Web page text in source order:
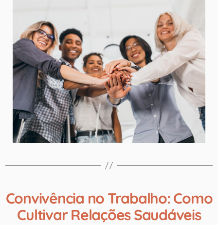
Convivência no Trabalho: Como
Cultivar Relações Saudáveis